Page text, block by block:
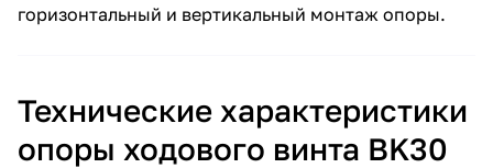
горизонтальный и вертикальный монтаж опоры.
Технические характеристики
опоры ходового винта BK30